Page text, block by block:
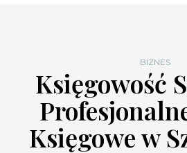
BIZNES
Księgowość
Księgowe w